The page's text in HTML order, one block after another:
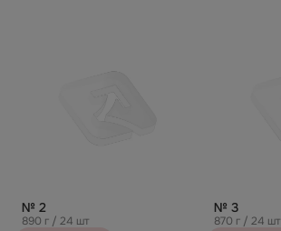
№ 2
890 г / 24 шт
№ 3
870 г / 24 шт